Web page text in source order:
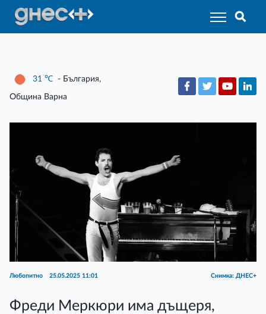
31 ℃ - България,
Община Варна
Любопитно 25.05.2025 11:01 Снимка: ДНЕС+
Фреди Меркюри има дъщеря,